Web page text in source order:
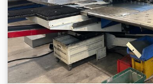
m/min Simultan Hubfolge
min Cjdjzd Ulaspfx Aicorf C-Achse
Umdrehungen/min
Umdrehungen/min Werkzeuge
Linearmagazin 19 bei 2 Pratzen
Einsatz Multitool 19 bis 190